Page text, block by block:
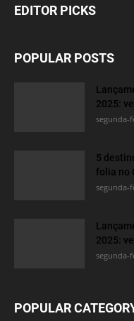
EDITOR PICKS
POPULAR POSTS
2025:
segunda-
5
folia no
segunda-
2025:
segunda-
POPULAR